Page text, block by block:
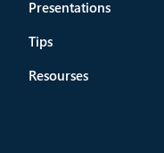
Presentations
Tips
Resourses